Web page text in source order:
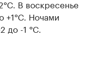
В воскресенье
+1°C. Ночами
до -1 °C.